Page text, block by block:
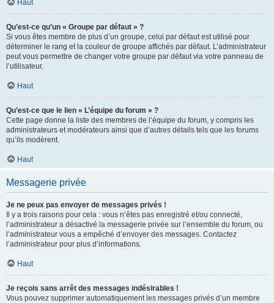
Haut
Qu’est-ce qu’un « Groupe par défaut » ?
Si vous êtes membre de plus d’un groupe, celui par défaut est utilisé pour
déterminer le rang et la couleur de groupe affichés par défaut. L’administrateur
peut vous permettre de changer votre groupe par défaut via votre panneau de
l’utilisateur.
Haut
Qu’est-ce que le lien « L’équipe du forum » ?
Cette page donne la liste des membres de l’équipe du forum, y compris les
administrateurs et modérateurs ainsi que d’autres détails tels que les forums
qu’ils modèrent.
Haut
Messagerie privée
Je ne peux pas envoyer de messages privés !
Il y a trois raisons pour cela : vous n’êtes pas enregistré et/ou connecté,
l’administrateur a désactivé la messagerie privée sur l’ensemble du forum, ou
l’administrateur vous a empêché d’envoyer des messages. Contactez
l’administrateur pour plus d’informations.
Haut
Je reçois sans arrêt des messages indésirables !
Vous pouvez supprimer automatiquement les messages privés d’un membre